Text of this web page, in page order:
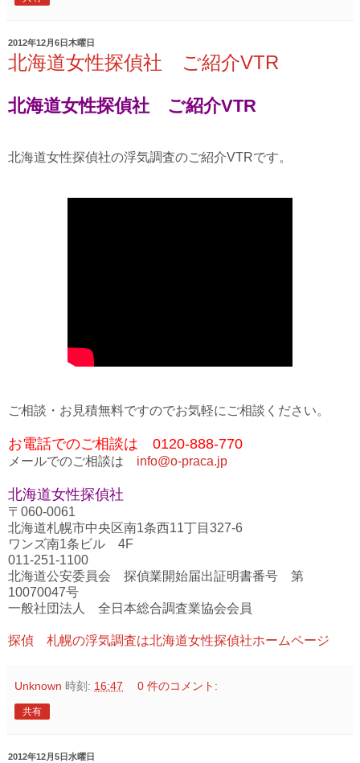
2012年12月6日木曜日
北海道女性探偵社 ご紹介VTR
北海道女性探偵社 ご紹介VTR
北海道女性探偵社の浮気調査のご紹介VTRです。
ご相談・お見積無料ですのでお気軽にご相談ください。
お電話でのご相談は 0120-888-770
メールでのご相談は info@o-praca.jp
北海道女性探偵社
〒060-0061
北海道札幌市中央区南1条西11丁目327-6
ワンズ南1条ビル 4F
011-251-1100
北海道公安委員会 探偵業開始届出証明書番号 第
10070047号
一般社団法人 全日本総合調査業協会会員
探偵 札幌の浮気調査は北海道女性探偵社ホームページ
Unknown 時刻: 16:47 0 件のコメント:
共有
2012年12月5日水曜日